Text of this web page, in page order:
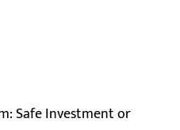
Safe Investment or